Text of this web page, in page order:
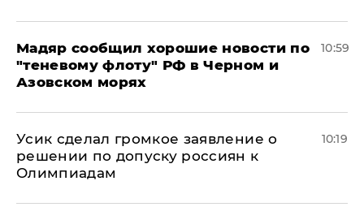
Мадяр сообщил хорошие новости по
"теневому флоту" РФ в Черном и
Азовском морях
10:59
Усик сделал громкое заявление о
решении по допуску россиян к
Олимпиадам
10:19